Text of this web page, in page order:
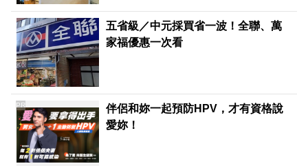
五省級／中元採買省一波！全聯、萬
家福優惠一次看
伴侶和妳一起預防HPV，才有資格說
愛妳！
PR